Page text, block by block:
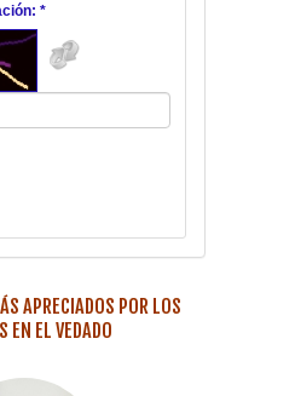
*
APRECIADOS POR LOS
EN EL VEDADO